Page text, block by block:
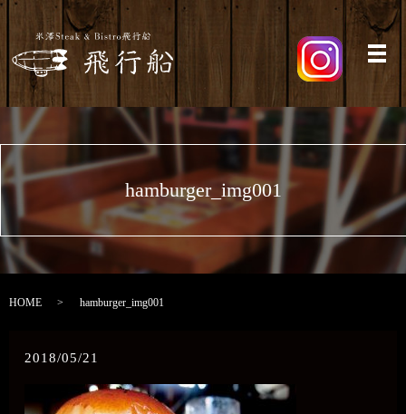
メ
hamburger_img001
HOME hamburger_img001
2018/05/21